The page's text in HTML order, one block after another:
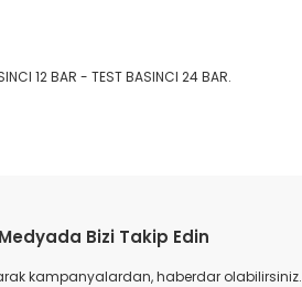
12 BAR - TEST BASINCI 24 BAR.
Bizi Takip Edin
kampanyalardan, haberdar olabilirsiniz.